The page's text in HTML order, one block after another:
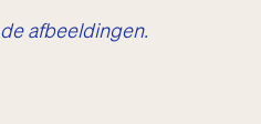
afbeeldingen.